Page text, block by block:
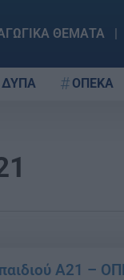
ΘΕΜΑΤΑ
ΔΥΠΑ ΟΠΕΚΑ
Α21 –